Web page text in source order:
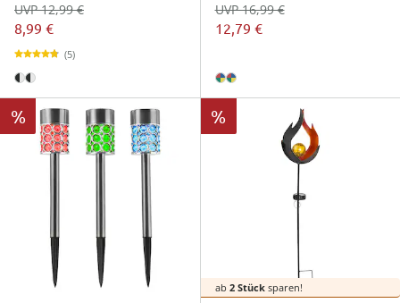
8,99 €
UVP 12,99 €
(5)
12,79 €
UVP 16,99 €
% %
ab 2 Stücksparen!